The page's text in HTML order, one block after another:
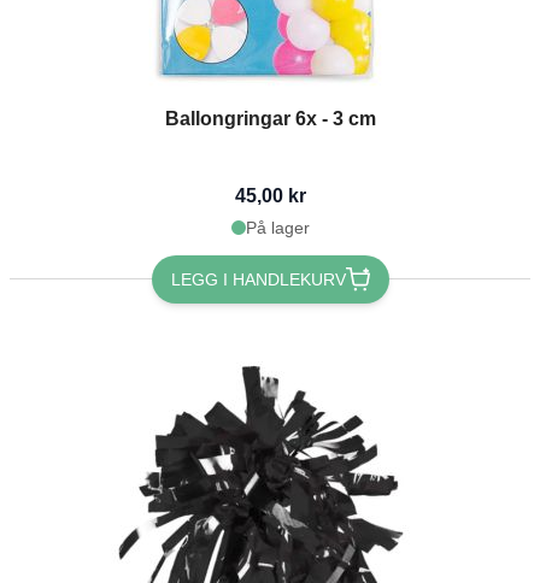
Ballongringar 6x - 3 cm
45,00 kr
På lager
LEGG I HANDLEKURV